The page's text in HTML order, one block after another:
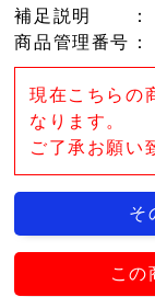
補足説明
：
商品管理番号 ：
現在こちらの
なります。
ご了承お願い
そ
この